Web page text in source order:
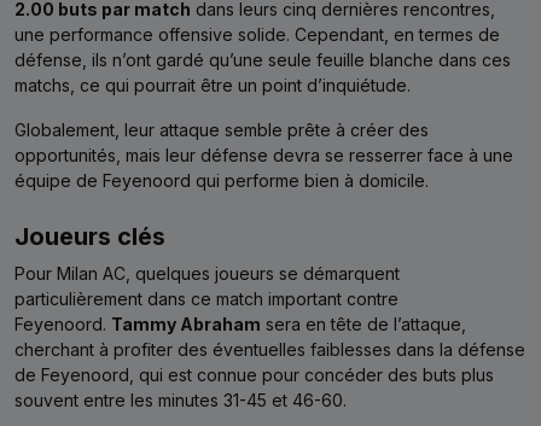
2.00 buts par match dans leurs cinq dernières rencontres,
une performance offensive solide. Cependant, en termes de
défense, ils n’ont gardé qu’une seule feuille blanche dans ces
matchs, ce qui pourrait être un point d’inquiétude.
Globalement, leur attaque semble prête à créer des
opportunités, mais leur défense devra se resserrer face à une
équipe de Feyenoord qui performe bien à domicile.
Joueurs clés
Pour Milan AC, quelques joueurs se démarquent
particulièrement dans ce match important contre
Feyenoord. Tammy Abraham sera en tête de l’attaque,
cherchant à profiter des éventuelles faiblesses dans la défense
de Feyenoord, qui est connue pour concéder des buts plus
souvent entre les minutes 31-45 et 46-60.